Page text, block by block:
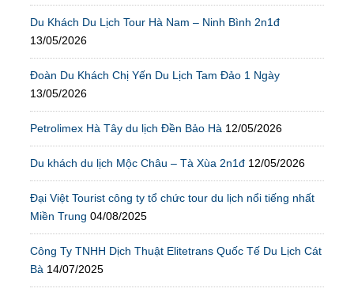
Du Khách Du Lịch Tour Hà Nam – Ninh Bình 2n1đ
13/05/2026
Đoàn Du Khách Chị Yến Du Lịch Tam Đảo 1 Ngày
13/05/2026
Petrolimex Hà Tây du lịch Đền Bảo Hà 12/05/2026
Du khách du lịch Mộc Châu – Tà Xùa 2n1đ 12/05/2026
Đại Việt Tourist công ty tổ chức tour du lịch nổi tiếng nhất
Miền Trung 04/08/2025
Công Ty TNHH Dịch Thuật Elitetrans Quốc Tế Du Lịch Cát
Bà 14/07/2025